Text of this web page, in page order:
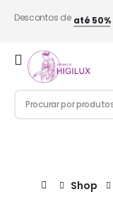
Descontos de até 50%
Shop